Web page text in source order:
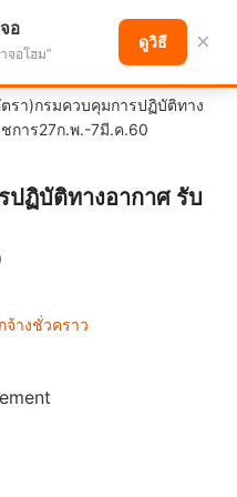
หน้า
รา)กรมควบคุมการปฏิบัติทาง
การ27ก.พ.-7มี.ค.60
ฏิบัติทางอากาศ รับ
างชั่วคราว
อ
จอโฮม"
ดูวิธี ×